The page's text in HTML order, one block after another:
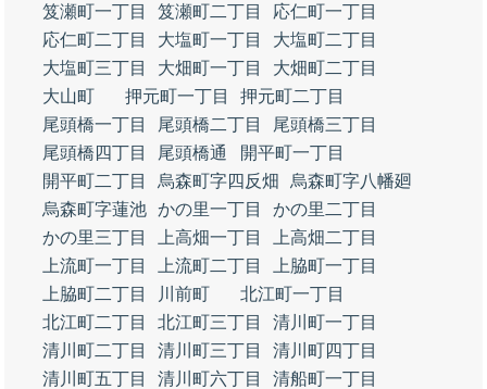
笈瀬町一丁目
笈瀬町二丁目
応仁町一丁目
応仁町二丁目
大塩町一丁目
大塩町二丁目
大塩町三丁目
大畑町一丁目
大畑町二丁目
大山町
押元町一丁目
押元町二丁目
尾頭橋一丁目
尾頭橋二丁目
尾頭橋三丁目
尾頭橋四丁目
尾頭橋通
開平町一丁目
開平町二丁目
烏森町字四反畑
烏森町字八幡廻
烏森町字蓮池 かの里一丁目
かの里二丁目
かの里三丁目
上高畑一丁目
上高畑二丁目
上流町一丁目
上流町二丁目
上脇町一丁目
上脇町二丁目
川前町
北江町一丁目
北江町二丁目
北江町三丁目
清川町一丁目
清川町二丁目
清川町三丁目
清川町四丁目
清川町五丁目
清川町六丁目
清船町一丁目